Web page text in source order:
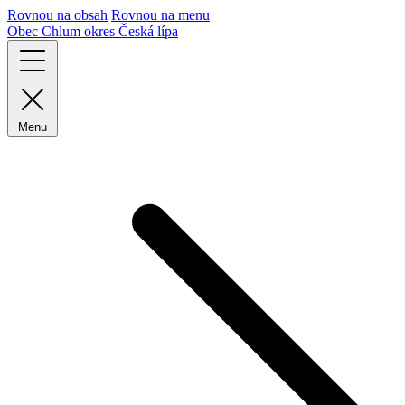
Rovnou na obsah Rovnou na menu
Obec Chlum okres Česká lípa
Menu